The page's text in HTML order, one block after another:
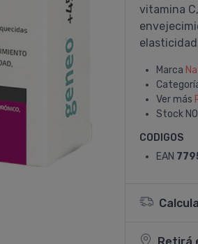
vitamina
Marca
Ver más
Stock
CODIGOS
EAN
Retirá